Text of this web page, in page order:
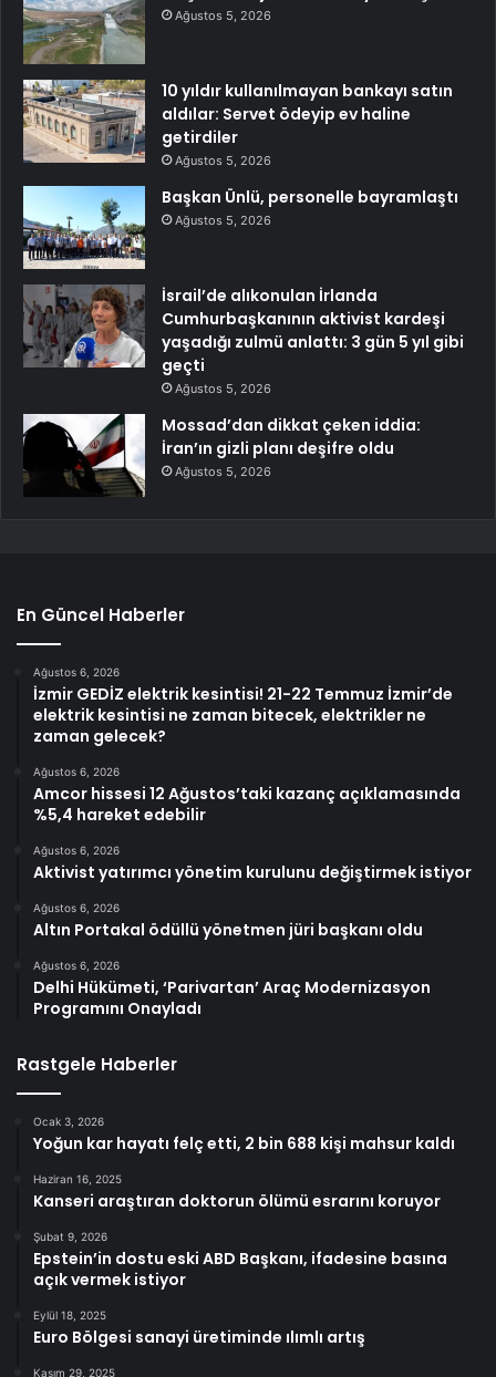
Ağustos 5, 2026
10 yıldır kullanılmayan bankayı satın
aldılar: Servet ödeyip ev haline
getirdiler
Ağustos 5, 2026
Başkan Ünlü, personelle bayramlaştı
Ağustos 5, 2026
İsrail’de alıkonulan İrlanda
Cumhurbaşkanının aktivist kardeşi
yaşadığı zulmü anlattı: 3 gün 5 yıl gibi
geçti
Ağustos 5, 2026
Mossad’dan dikkat çeken iddia:
İran’ın gizli planı deşifre oldu
Ağustos 5, 2026
En Güncel Haberler
Ağustos 6, 2026
İzmir GEDİZ elektrik kesintisi! 21-22 Temmuz İzmir’de
elektrik kesintisi ne zaman bitecek, elektrikler ne
zaman gelecek?
Ağustos 6, 2026
Amcor hissesi 12 Ağustos’taki kazanç açıklamasında
%5,4 hareket edebilir
Ağustos 6, 2026
Aktivist yatırımcı yönetim kurulunu değiştirmek istiyor
Ağustos 6, 2026
Altın Portakal ödüllü yönetmen jüri başkanı oldu
Ağustos 6, 2026
Delhi Hükümeti, ‘Parivartan’ Araç Modernizasyon
Programını Onayladı
Rastgele Haberler
Ocak 3, 2026
Yoğun kar hayatı felç etti, 2 bin 688 kişi mahsur kaldı
Haziran 16, 2025
Kanseri araştıran doktorun ölümü esrarını koruyor
Şubat 9, 2026
Epstein’in dostu eski ABD Başkanı, ifadesine basına
açık vermek istiyor
Eylül 18, 2025
Euro Bölgesi sanayi üretiminde ılımlı artış
Kasım 29, 2025